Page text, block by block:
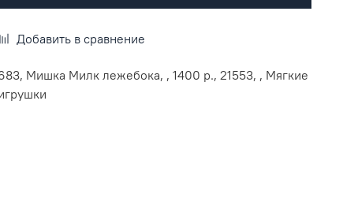
Добавить в сравнение
Мишка Милк лежебока, , 1400 р., 21553, , Мягкие